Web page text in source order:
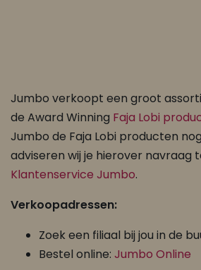
Jumbo verkoopt een groot
de Award Winning Faja Lobi
Jumbo de Faja Lobi producten
adviseren wij je hierover navraag
Klantenservice Jumbo.
Verkoopadressen:
Zoek een filiaal bij jou in de
Bestel online: Jumbo Online